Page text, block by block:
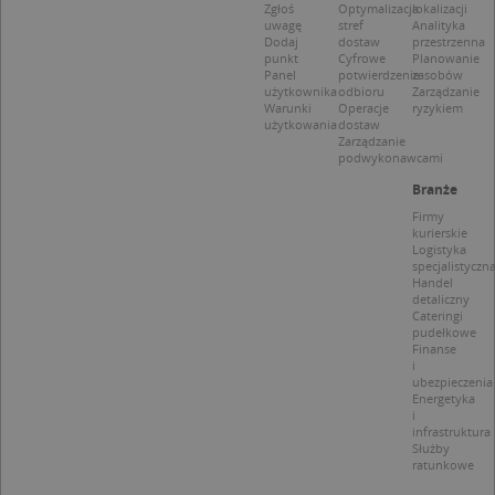
Zgłoś
uwagę
Dodaj
punkt
Panel
użytkownika
Warunki
użytkowania
Optymalizacja
stref
dostaw
Cyfrowe
potwierdzenie
odbioru
Operacje
dostaw
Zarządzanie
podwykonawcami
lokalizacji
Analityka
przestrzenna
Planowanie
zasobów
Zarządzanie
ryzykiem
Branże
Firmy
kurierskie
Logistyka
specjalistyczna
Handel
detaliczny
Cateringi
pudełkowe
Finanse
i
ubezpieczenia
Energetyka
i
infrastruktura
Służby
ratunkowe
CookieScript
.targeo.pl
1 rok 1 miesiąc
1 rok
1 rok
przechowywania
Opis
Domena
.crossdomain.cookie-